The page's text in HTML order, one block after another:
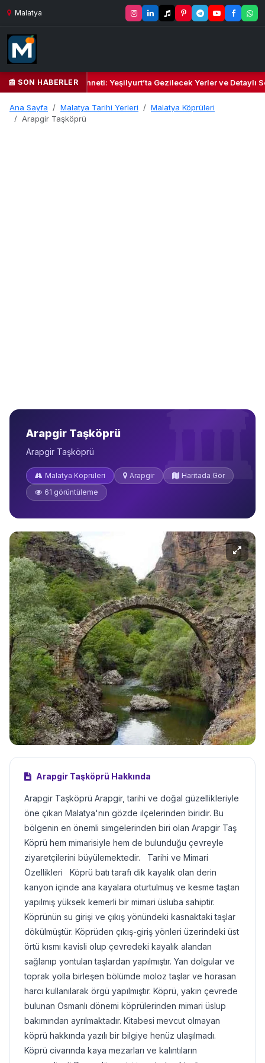
Malatya
📰 SON HABERLER
Kalbi ve Kültür Cenneti: Yeşilyurt’ta Gezilecek Yerler ve Detaylı
Ana Sayfa Malatya Tarihi Yerleri
Malatya Köprüleri
Arapgir Taşköprü
Arapgir Taşköprü
Arapgir Taşköprü
Malatya Köprüleri Arapgir
Haritada Gör
61 görüntüleme
Arapgir Taşköprü Hakkında
Arapgir Taşköprü Arapgir, tarihi ve doğal güzellikleriyle
öne çıkan Malatya'nın gözde ilçelerinden biridir. Bu
bölgenin en önemli simgelerinden biri olan Arapgir Taş
Köprü hem mimarisiyle hem de bulunduğu çevreyle
ziyaretçilerini büyülemektedir. Tarihi ve Mimari
Özellikleri Köprü batı tarafı dik kayalık olan derin
kanyon içinde ana kayalara oturtulmuş ve kesme taştan
yapılmış yüksek kemerli bir mimari üsluba sahiptir.
Köprünün su girişi ve çıkış yönündeki kasnaktaki taşlar
dökülmüştür. Köprüden çıkış-giriş yönleri üzerindeki üst
örtü kısmı kavisli olup çevredeki kayalık alandan
sağlanıp yontulan taşlardan yapılmıştır. Yan dolgular ve
toprak yolla birleşen bölümde moloz taşlar ve horasan
harcı kullanılarak örgü yapılmıştır. Köprü, yakın çevrede
bulunan Osmanlı dönemi köprülerinden mimari üslup
bakımından ayrılmaktadır. Kitabesi mevcut olmayan
köprü hakkında yazılı bir bilgiye henüz ulaşılmadı.
Köprü civarında kaya mezarları ve kalıntıların